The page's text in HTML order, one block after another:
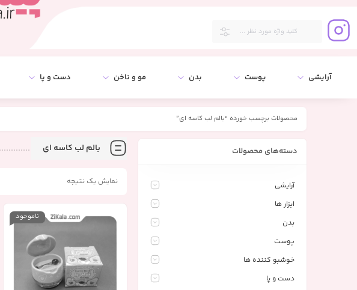
آرایشی پوست بدن مو و ناخن دست و پا
محصولات برچسب خورده “بالم لب کاسه ای”
بالم لب کاسه ای
نمایش یک نتیجه
ناموجود
دسته‌های محصولات
آرایشی
ابزار ها
بدن
پوست
خوشبو کننده ها
دست و پا